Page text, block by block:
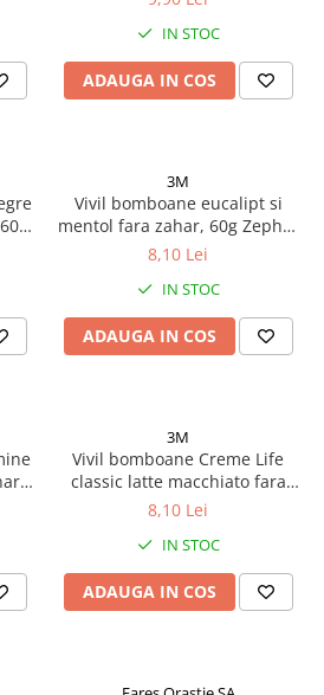
IN STOC
ADAUGA IN COS
3M
Vivil bomboane eucalipt si
mentol fara zahar, 60g Zephyr
Labs
8,10 Lei
IN STOC
ADAUGA IN COS
3M
Vivil bomboane Creme Life
classic latte macchiato fara
zahar, 60g Zephyr Labs
8,10 Lei
IN STOC
ADAUGA IN COS